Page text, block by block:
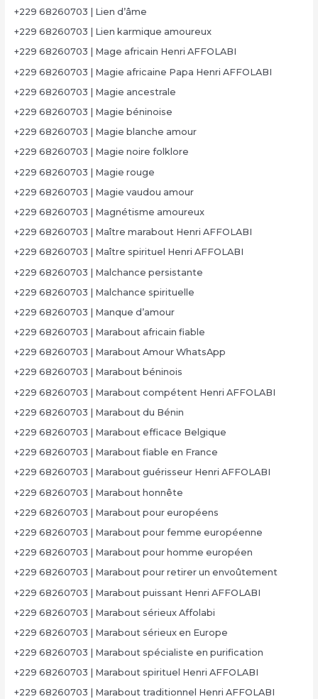
+229 68260703 | Lien d’âme
+229 68260703 | Lien karmique amoureux
+229 68260703 | Mage africain Henri AFFOLABI
+229 68260703 | Magie africaine Papa Henri AFFOLABI
+229 68260703 | Magie ancestrale
+229 68260703 | Magie béninoise
+229 68260703 | Magie blanche amour
+229 68260703 | Magie noire folklore
+229 68260703 | Magie rouge
+229 68260703 | Magie vaudou amour
+229 68260703 | Magnétisme amoureux
+229 68260703 | Maître marabout Henri AFFOLABI
+229 68260703 | Maître spirituel Henri AFFOLABI
+229 68260703 | Malchance persistante
+229 68260703 | Malchance spirituelle
+229 68260703 | Manque d’amour
+229 68260703 | Marabout africain fiable
+229 68260703 | Marabout Amour WhatsApp
+229 68260703 | Marabout béninois
+229 68260703 | Marabout compétent Henri AFFOLABI
+229 68260703 | Marabout du Bénin
+229 68260703 | Marabout efficace Belgique
+229 68260703 | Marabout fiable en France
+229 68260703 | Marabout guérisseur Henri AFFOLABI
+229 68260703 | Marabout honnête
+229 68260703 | Marabout pour européens
+229 68260703 | Marabout pour femme européenne
+229 68260703 | Marabout pour homme européen
+229 68260703 | Marabout pour retirer un envoûtement
+229 68260703 | Marabout puissant Henri AFFOLABI
+229 68260703 | Marabout sérieux Affolabi
+229 68260703 | Marabout sérieux en Europe
+229 68260703 | Marabout spécialiste en purification
+229 68260703 | Marabout spirituel Henri AFFOLABI
+229 68260703 | Marabout traditionnel Henri AFFOLABI